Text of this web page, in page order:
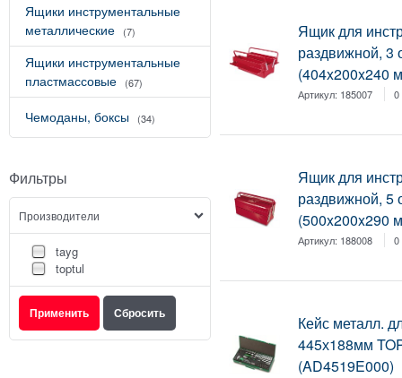
Ящики инструментальные
металлические
(7)
Ящики инструментальные
пластмассовые
(67)
Чемоданы, боксы (34)
Фильтры
Производители
tayg
toptul
Ящик для
раздвижной, 3
(404x200x240
Артикул: 185007 0
Ящик для
раздвижной, 5
(500x200x290
Артикул: 188008 0
Кейс металл.
445х188мм
(AD4519E000)